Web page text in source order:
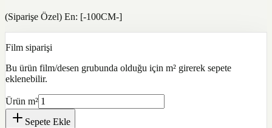
(Siparişe Özel) En: [-100CM-]
Film siparişi
Bu ürün film/desen grubunda olduğu için m² girerek sepete
eklenebilir.
Ürün m²
Sepete Ekle